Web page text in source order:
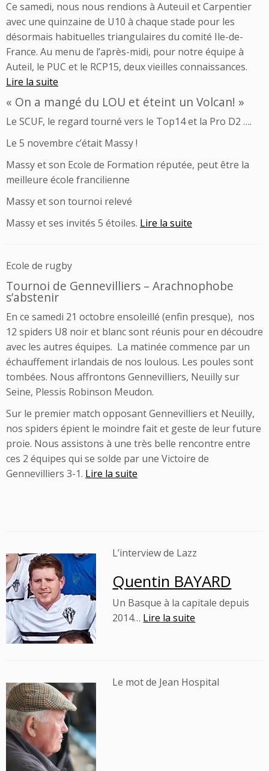
Ce samedi, nous nous rendions à Auteuil et Carpentier
avec une quinzaine de U10 à chaque stade pour les
désormais habituelles triangulaires du comité Ile-de-
France. Au menu de l’après-midi, pour notre équipe à
Auteil, le PUC et le RCP15, deux vieilles connaissances.
Lire la suite
« On a mangé du LOU et éteint un Volcan! »
Le SCUF, le regard tourné vers le Top14 et la Pro D2 ….
Le 5 novembre c’était Massy !
Massy et son Ecole de Formation réputée, peut être la
meilleure école francilienne
Massy et son tournoi relevé
Massy et ses invités 5 étoiles. Lire la suite
Ecole de rugby
Tournoi de Gennevilliers – Arachnophobe
s’abstenir
En ce samedi 21 octobre ensoleillé (enfin presque), nos
12 spiders U8 noir et blanc sont réunis pour en découdre
avec les autres équipes. La matinée commence par un
échauffement irlandais de nos loulous. Les poules sont
tombées. Nous affrontons Gennevilliers, Neuilly sur
Seine, Plessis Robinson Meudon.
Sur le premier match opposant Gennevilliers et Neuilly,
nos spiders épient le moindre fait et geste de leur future
proie. Nous assistons à une très belle rencontre entre
ces 2 équipes qui se solde par une Victoire de
Gennevilliers 3-1. Lire la suite
L’interview de Lazz
Quentin BAYARD
Un Basque à la capitale depuis
2014… Lire la suite
Le mot de Jean Hospital